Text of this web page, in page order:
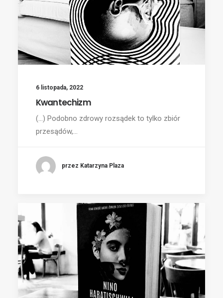
6 listopada, 2022
Kwantechizm
(...) Podobno zdrowy rozsądek to tylko zbiór
przesądów,…
przez Katarzyna Plaza